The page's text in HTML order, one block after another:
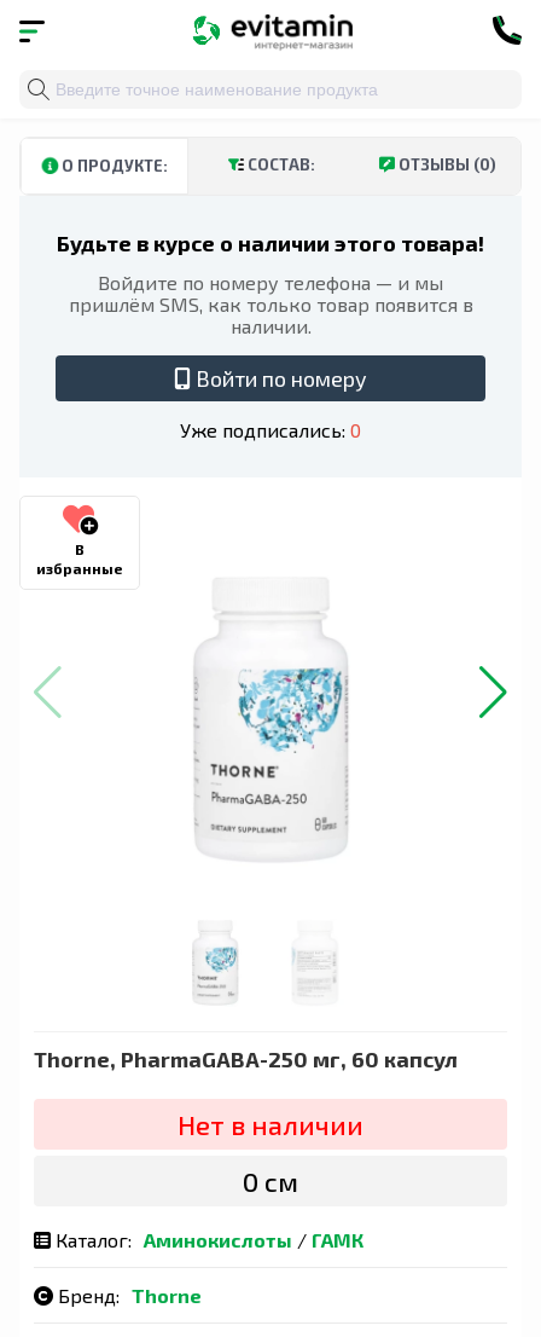
Главная Аминокислоты
О ПРОДУКТЕ: СОСТАВ: ОТЗЫВЫ (0)
Будьте в курсе о наличии этого товара!
Войдите по номеру телефона — и мы
пришлём SMS, как только товар появится в
наличии.
Войти по номеру
Уже подписались: 0
В
избранные
Thorne, PharmaGABA-250 мг, 60 капсул
Нет в наличии
0 сӯм
Каталог: Аминокислоты / ГАМК
Бренд: Thorne